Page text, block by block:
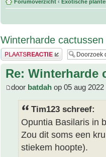
Forumoverzicht ‹ Exotische
Winterharde cactussen
Plaats een reactie
Re: Winterharde
door batdah op 05 aug 2022
Tim123 schreef:
Opuntia Basilaris in
Zou dit soms een
stiekem hoopte).